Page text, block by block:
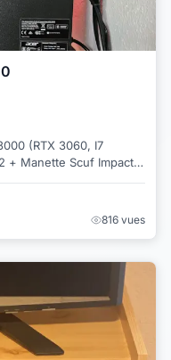
(RTX 3060, I7
+ Manette Scuf Impact
816 vues